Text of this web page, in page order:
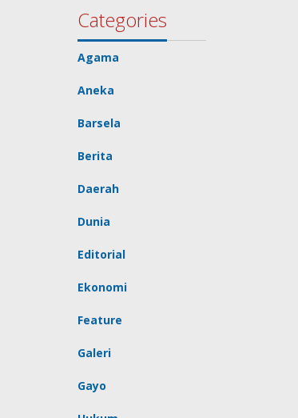
Categories
Agama
Aneka
Barsela
Berita
Daerah
Dunia
Editorial
Ekonomi
Feature
Galeri
Gayo